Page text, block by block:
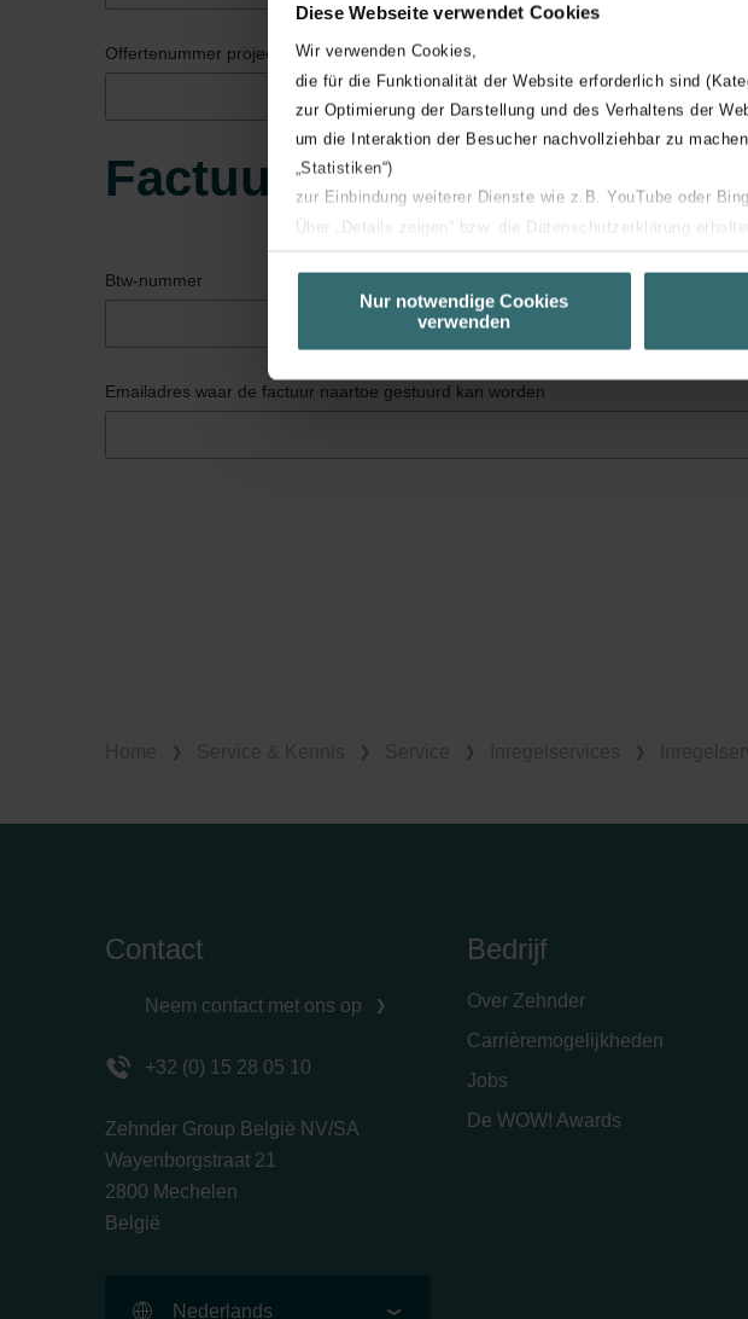
Diese Webseite verwendet Cookies
Wir verwenden Cookies,
die für die Funktionalität der Website erforderlich sind
zur Optimierung der Darstellung und des Verhaltens der
um die Interaktion der Besucher nachvollziehbar zu
„Statistiken“)
zur Einbindung weiterer Dienste wie z.B. YouTube oder
Über „Details zeigen“ bzw. die Datenschutzerklärung
unserer Website verwenden, um Ihnen die bestmögliche
basierend auf Ihren Interessen zur Verfügung zu stellen.
Datenschutzerklärung widerrufen.
Datenschutzerklärung der Zehnder Group
Zehnder Polska Sp. z o.o.: Oświadczenie o ochronie
Nur notwendige Cookies
verwenden
Offertenummer project (indien bekend)
Factuurgegevens
Btw-nummer
Emailadres waar de factuur naartoe gestuurd kan worden
Contact
Neem contact met ons op
+32 (0) 15 28 05 10
Zehnder Group België NV/SA
Wayenborgstraat 21
2800 Mechelen
België
Nederlands
Bedrijf
Over Zehnder
Carrièremogelijkheden
Jobs
De WOW! Awards